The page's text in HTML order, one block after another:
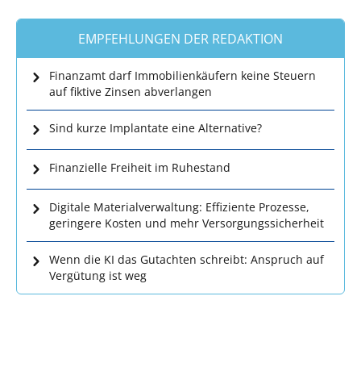
EMPFEHLUNGEN DER REDAKTION
Finanzamt darf Immobilienkäufern keine Steuern
auf fiktive Zinsen abverlangen
Sind kurze Implantate eine Alternative?
Finanzielle Freiheit im Ruhestand
Digitale Materialverwaltung: Effiziente Prozesse,
geringere Kosten und mehr Versorgungssicherheit
Wenn die KI das Gutachten schreibt: Anspruch auf
Vergütung ist weg